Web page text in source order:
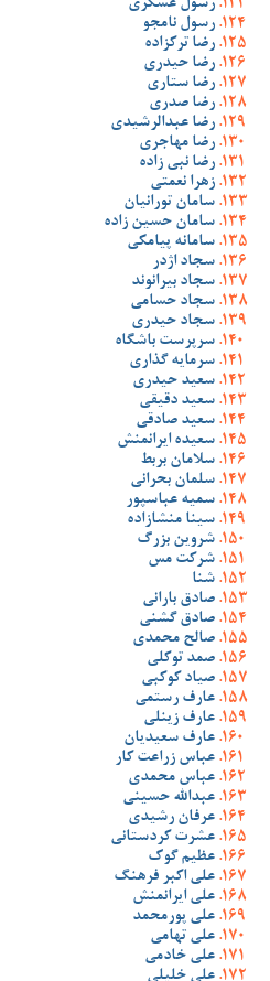
رسول عسگری
رسول نامجو
رضا ترکزاده
رضا حیدری
رضا ستاری
رضا صدری
رضا عبدالرشیدی
رضا مهاجری
رضا نبی زاده
زهرا نعمتی
سامان تورانیان
سامان حسین زاده
سامانه پیامکی
سجاد اژدر
سجاد بیرانوند
سجاد حسامی
سجاد حیدری
سرپرست باشگاه
سرمایه گذاری
سعید حیدری
سعید دقیقی
سعید صادقی
سعیده ایرانمنش
سلامان بربط
سلمان بحرانی
سمیه عباسپور
سینا منشازاده
شروین بزرگ
شرکت مس
شنا
صادق بارانی
صادق گشنی
صالح محمدی
صمد توکلی
صیاد کوکبی
عارف رستمی
عارف زینلی
عارف سعیدیان
عباس زراعت کار
عباس محمدی
عبدالله حسینی
عرفان رشیدی
عشرت کردستانی
عظیم گوک
علی اکبر فرهنگ
علی ایرانمنش
علی پورمحمد
علی تهامی
علی خادمی
علی خلیلی